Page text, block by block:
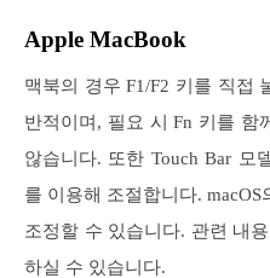
Apple MacBook
맥북의 경우 F1/F2 키를 직접
반적이며, 필요 시 Fn 키를 함
않습니다. 또한 Touch Bar 모
를 이용해 조절합니다.
조정할 수 있습니다. 관련 내
하실 수 있습니다.